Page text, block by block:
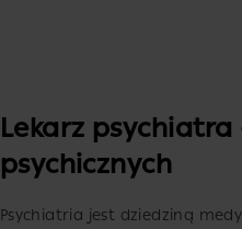
Lekarz
psychicznych
Psychiatria jest dziedziną